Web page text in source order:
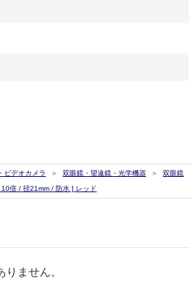
ビデオカメラ 双眼鏡・望遠鏡・光学機器
双眼鏡
倍 / 径21mm / 防水 ] レッド
ません。